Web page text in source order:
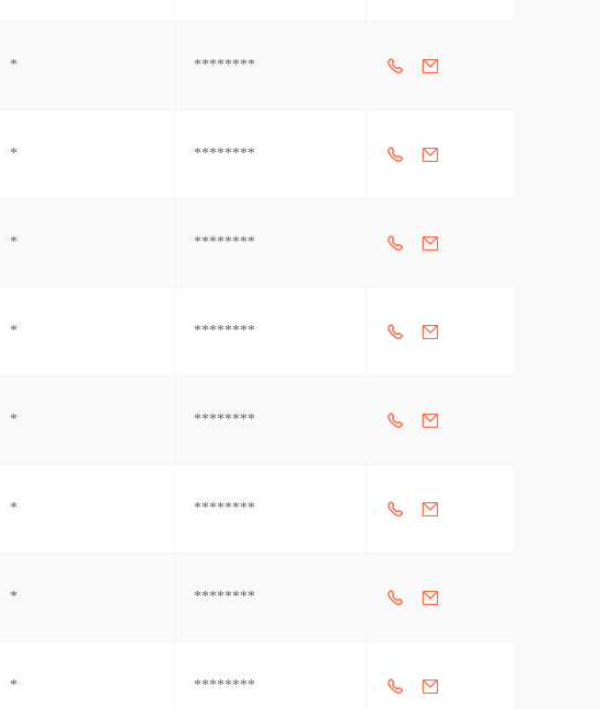
* ********
* ********
* ********
* ********
* ********
* ********
* ********
* ********